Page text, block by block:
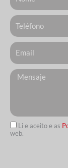
Telefone
Email
Messagem
Li e aceito e as
web.